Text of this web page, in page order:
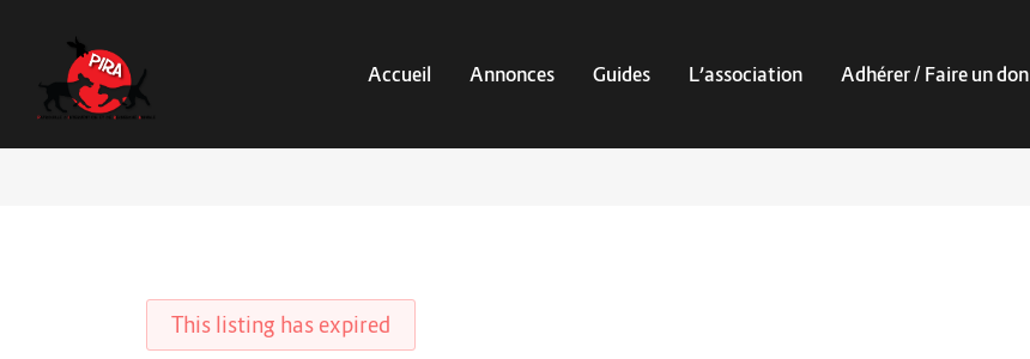
Accueil Annonces Guides L’association Adhérer / Faire un don
This listing has expired